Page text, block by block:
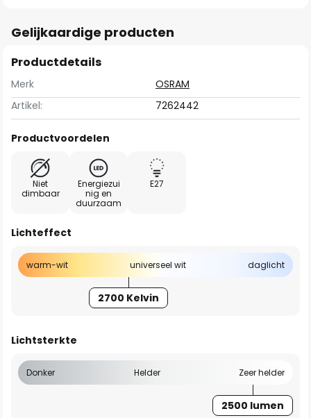
Gelijkaardige producten
Productdetails
Merk
OSRAM
Artikel:
7262442
Productvoordelen
Niet
dimbaar
Energiezui
nig en
duurzaam
E27
Lichteffect
warm-wit universeel wit daglicht
2700 Kelvin
Lichtsterkte
Donker Helder Zeer helder
2500 lumen